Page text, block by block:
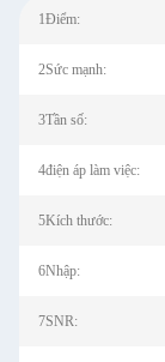
1Điểm:
2Sức mạnh:
3Tần số:
4điện áp làm việc:
5Kích thước:
6Nhập:
7SNR: